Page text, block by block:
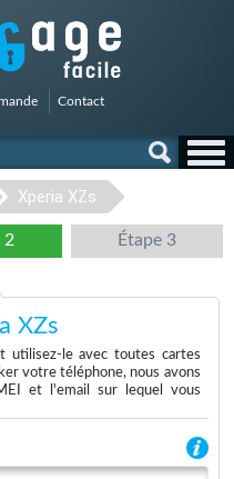
Contact
Xperia XZs
2 Étape 3
XZs
utilisez-le avec toutes cartes
votre téléphone, nous avons
et l'email sur lequel vous